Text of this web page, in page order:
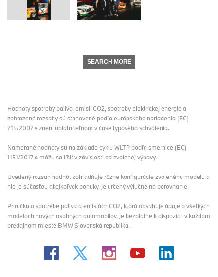
SEARCH MORE
Hodnoty spotreby paliva, emisií CO2, spotreby elektrickej energie a
zobrazené rozsahy sú stanovené podľa európskeho nariadenia (EC)
715/2007 v znení uplatniteľnom v čase typového schválenia.
Namerané hodnoty sú na základe cyklu WLTP podľa smernice (EC)
1151/2017 a môžu sa líšiť v závislosti od zvolenej výbavy.
Uvedený rozsah hodnôt zohľadňuje rôzne konfigurácie zvoleného modelu a
nie je súčasťou akejkoľvek ponuky, je určený výlučne na porovnanie.
Príručka o spotrebe paliva a emisiách CO2, ktorá obsahuje údaje o všetkých
modeloch nových osobných automobilov, je bezplatne k dispozícii v každom
predajnom mieste BMW Slovenská republika.